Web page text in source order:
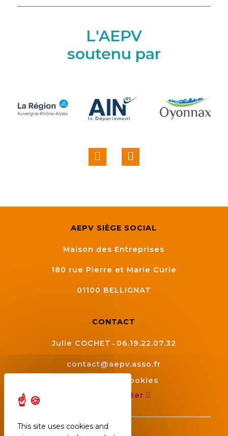
L'AEPV
soutenu par
AEPV SIÈGE SOCIAL
Maison des Entreprises
180 rue Pierre et Marie Curie
01100 BELLIGNAT
CONTACT
Julie COCHET 06.19.22.07.32
contact@aepv.asso.fr
Gestion des cookies
Nous contacter
This site uses cookies and